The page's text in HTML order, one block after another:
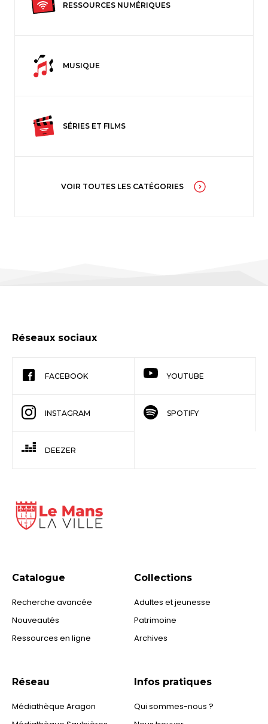
RESSOURCES NUMÉRIQUES
MUSIQUE
SÉRIES ET FILMS
VOIR TOUTES LES CATÉGORIES
Réseaux sociaux
FACEBOOK
INSTAGRAM
DEEZER
YOUTUBE
SPOTIFY
Catalogue
Recherche avancée
Nouveautés
Ressources en ligne
Collections
Adultes et jeunesse
Patrimoine
Archives
Réseau
Médiathèque Aragon
Infos pratiques
Qui sommes-nous ?